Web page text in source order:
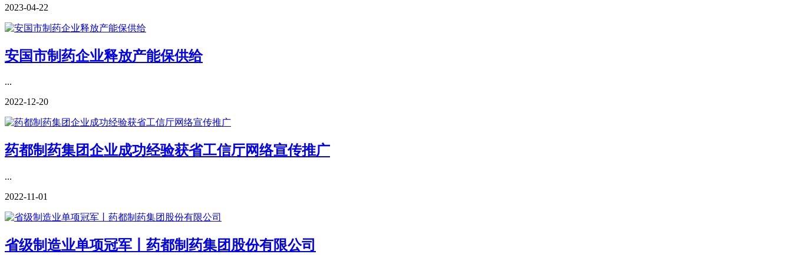
2023-04-22
安国市制药企业释放产能保供给
...
2022-12-20
药都制药集团企业成功经验获省工信厅网络宣传推广
...
2022-11-01
省级制造业单项冠军丨药都制药集团股份有限公司